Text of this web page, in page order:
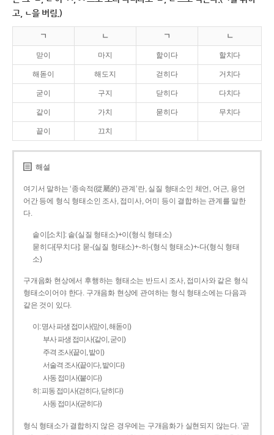
고, ㄴ을 버림.)
ㄱ ㄴ ㄱ ㄴ
맏이 마지 핥이다 할치다
해돋이 해도지 걷히다 거치다
굳이 구지 닫히다 다치다
같이 가치 묻히다 무치다
끝이 끄치
해설
여기서 말하는 ‘종속적(從屬的) 관계’란, 실질 형태소인 체언, 어근, 용언
어간 등에 형식 형태소인 조사, 접미사, 어미 등이 결합하는 관계를 말한
다.
솥이[소치]: 솥(실질 형태소)+이(형식 형태소)
묻히다[무치다]: 묻­-(실질 형태소)+­-히­-(형식 형태소)+-다(형식 형태
소)
구개음화 현상에서 후행하는 형태소는 반드시 조사, 접미사와 같은 형식
형태소이어야 한다. 구개음화 현상에 관여하는 형식 형태소에는 다음과
같은 것이 있다.
이: 명사 파생 접미사(맏이, 해돋이)
부사 파생 접미사(같이, 굳이)
주격 조사(끝이, 밭이)
서술격 조사(끝이다, 밭이다)
사동 접미사(붙이다)
히: 피동 접미사(걷히다, 닫히다)
사동 접미사(굳히다)
형식 형태소가 결합하지 않은 경우에는 구개음화가 실현되지 않는다. ‘곧